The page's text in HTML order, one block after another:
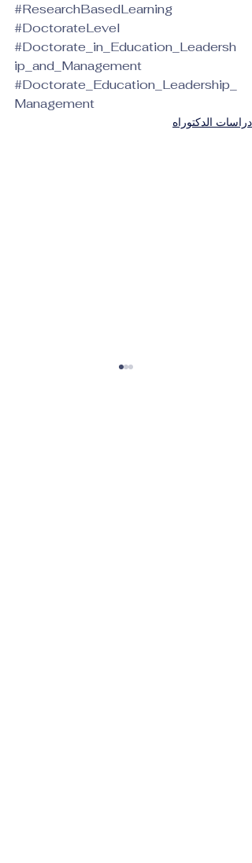
#ResearchBasedLearning
#DoctorateLevel
#Doctorate_in_Education_Leadersh
ip_and_Management
#Doctorate_Education_Leadership_
Management
دراسات الدكتوراه